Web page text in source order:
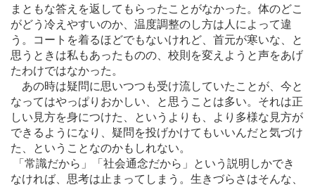
まともな答えを返してもらったことがなかった。体のどこ
がどう冷えやすいのか、温度調整のし方は人によって違
う。コートを着るほどでもないけれど、首元が寒いな、と
思うときは私もあったものの、校則を変えようと声をあげ
たわけではなかった。
あの時は疑問に思いつつも受け流していたことが、今と
なってはやっぱりおかしい、と思うことは多い。それは正
しい見方を身につけた、というよりも、より多様な見方が
できるようになり、疑問を投げかけてもいいんだと気づけ
た、ということなのかもしれない。
「常識だから」「社会通念だから」という説明しかでき
なければ、思考は止まってしまう。生きづらさはそんな、